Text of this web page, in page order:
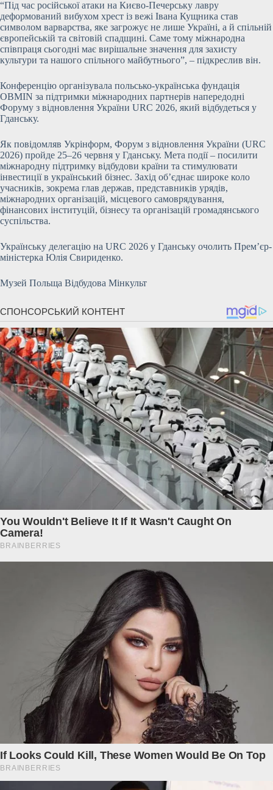
“Під час російської атаки на Києво-Печерську лавру
деформований вибухом хрест із вежі Івана Кущника став
символом варварства, яке загрожує не лише Україні, а й спільній
європейській та світовій спадщині. Саме тому міжнародна
співпраця сьогодні має вирішальне значення для захисту
культури та нашого спільного майбутнього”, – підкреслив він.
Конференцію організувала польсько-українська фундація
OBMIN за підтримки міжнародних партнерів напередодні
Форуму з відновлення України URC 2026, який відбудеться у
Гданську.
Як повідомляв Укрінформ, Форум з відновлення України (URC
2026) пройде 25–26 червня у Гданську. Мета події – посилити
міжнародну підтримку відбудови країни та стимулювати
інвестиції в український бізнес. Захід об’єднає широке коло
учасників, зокрема глав держав, представників урядів,
міжнародних організацій, місцевого самоврядування,
фінансових інституцій, бізнесу та організацій громадянського
суспільства.
Українську делегацію на URC 2026 у Гданську очолить Прем’єр-
міністерка Юлія Свириденко.
Музей Польща Відбудова Мінкульт